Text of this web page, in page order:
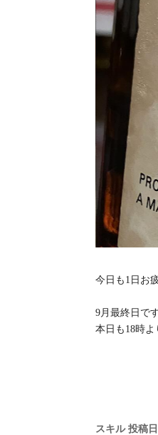
今日も1日お
9月最終日で
本日も18時よ
スキル 投稿日